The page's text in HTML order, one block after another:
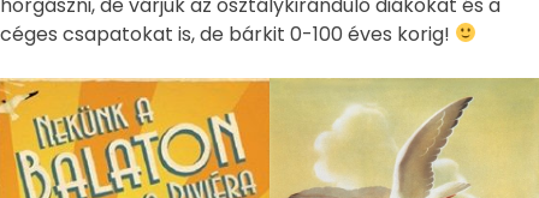
céges csapatokat is, de bárkit 0-100 éves korig!